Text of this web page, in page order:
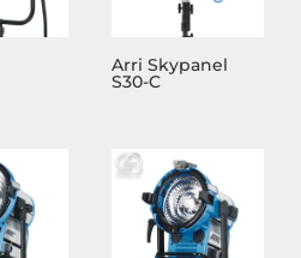
Arri Skypanel
S30-C